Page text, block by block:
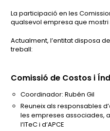
La participació en les
qualsevol empresa que
Actualment, l’entitat disposa
treball:
Comissió de Costos i
Coordinador: Rubén Gil
Reuneix als responsables
les empreses associades,
l’ITeC i d’APCE